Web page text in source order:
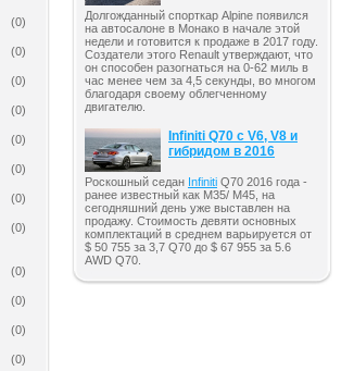
(0)
(0)
(0)
(0)
(0)
(0)
(0)
(0)
(0)
(0)
(0)
(0)
Долгожданный спорткар Alpine появился
на автосалоне в Монако в начале этой
недели и готовится к продаже в 2017 году.
Создатели этого Renault утверждают, что
он способен разогнаться на 0-62 миль в
час менее чем за 4,5 секунды, во многом
благодаря своему облегченному
двигателю.
Infiniti Q70 с V6, V8 и
гибридом в 2016
Роскошный седан Infiniti Q70 2016 года -
ранее известный как M35/ M45, на
сегодняшний день уже выставлен на
продажу. Стоимость девяти основных
комплектаций в среднем варьируется от
$ 50 755 за 3,7 Q70 до $ 67 955 за 5.6
AWD Q70.